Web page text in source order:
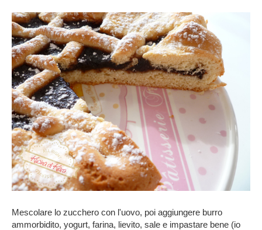
Mescolare lo zucchero con l'uovo, poi aggiungere burro
ammorbidito, yogurt, farina, lievito, sale e impastare bene (io